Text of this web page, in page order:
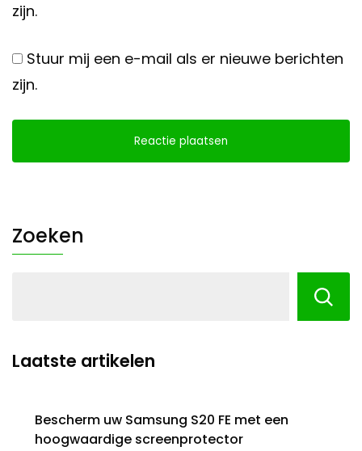
zijn.
Stuur mij een e-mail als er nieuwe berichten
zijn.
Zoeken
Laatste artikelen
Bescherm uw Samsung S20 FE met een
hoogwaardige screenprotector